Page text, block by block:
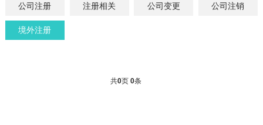
公司注册 注册相关 公司变更 公司注销
境外注册
共0页 0条